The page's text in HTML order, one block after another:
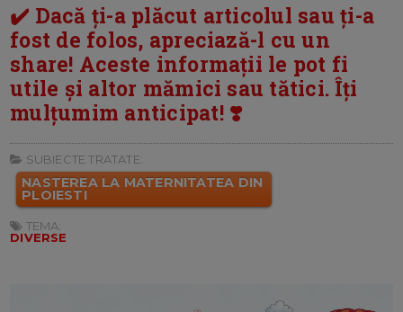
✔️ Dacă ți-a plăcut articolul sau ți-a
fost de folos, apreciază-l cu un
share! Aceste informații le pot fi
utile și altor mămici sau tătici. Îți
mulțumim anticipat! ❣️
SUBIECTE TRATATE:
NASTEREA LA MATERNITATEA DIN
PLOIESTI
TEMA:
DIVERSE